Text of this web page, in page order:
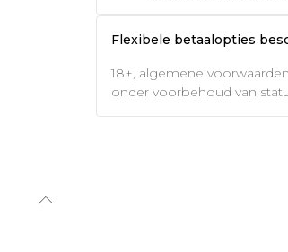
Flexibele betaalopties
18+, algemene
onder voorbehoud van